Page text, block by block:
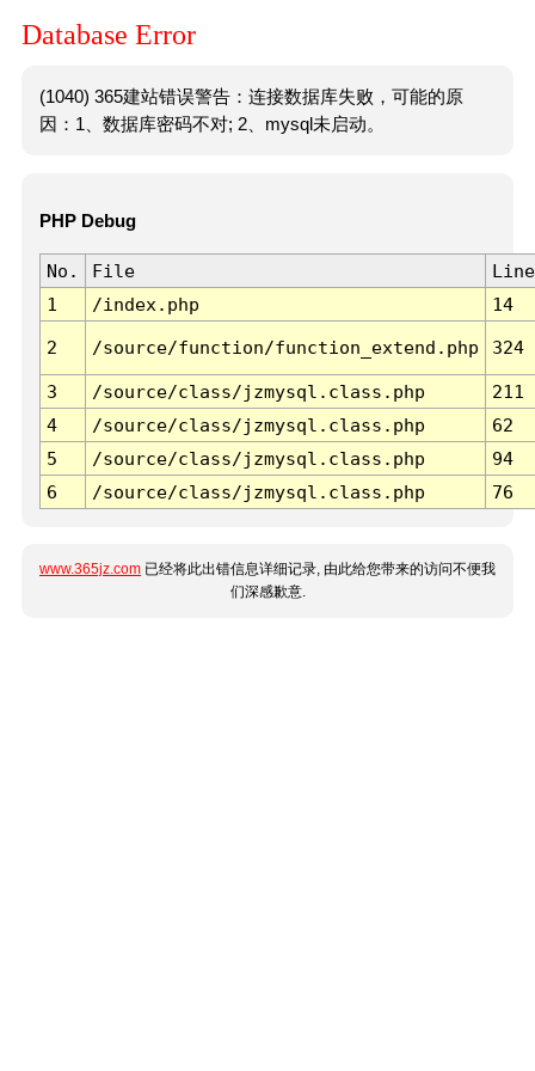
Database Error
(1040) 365建站错误警告：连接数据库失败，可能的原
因：1、数据库密码不对; 2、mysql未启动。
PHP Debug
No. File
Line
1
/index.php 14
2 /source/function/function_extend.php 324
3 /source/class/jzmysql.class.php
211
4
/source/class/jzmysql.class.php
62
5
/source/class/jzmysql.class.php
94
6
/source/class/jzmysql.class.php 76
www.365jz.com 已经将此出错信息详细记录, 由此给您带来的访问不便我
们深感歉意.